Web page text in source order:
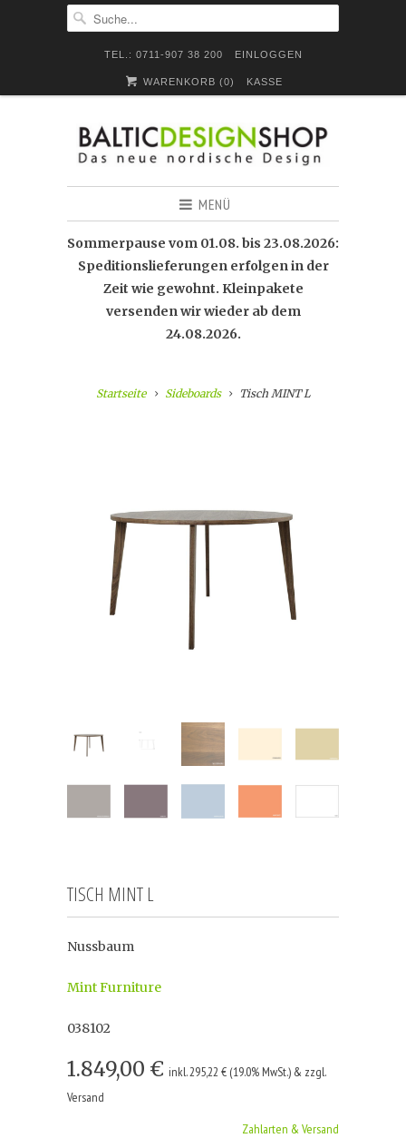
TEL.: 0711-907 38 200 EINLOGGEN
WARENKORB (0) KASSE
MENÜ
Sommerpause vom 01.08. bis 23.08.2026:
Speditionslieferungen erfolgen in der
Zeit wie gewohnt. Kleinpakete
versenden wir wieder ab dem
24.08.2026.
Startseite Sideboards Tisch MINT L
TISCH MINT L
Nussbaum
Mint Furniture
038102
1.849,00 € inkl. 295,22 € (19.0% MwSt.) & zzgl.
Versand
Zahlarten & Versand